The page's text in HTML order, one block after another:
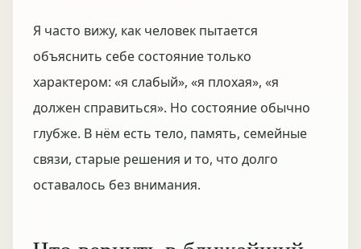
Я часто вижу, как человек пытается
объяснить себе состояние только
характером: «я слабый», «я плохая», «я
должен справиться». Но состояние обычно
глубже. В нём есть тело, память, семейные
связи, старые решения и то, что долго
оставалось без внимания.